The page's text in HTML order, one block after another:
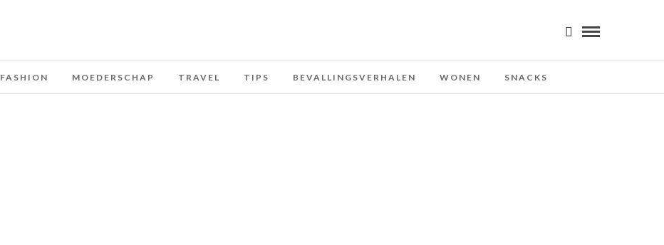
FASHION MOEDERSCHAP TRAVEL TIPS BEVALLINGSVERHALEN WONEN SNACKS